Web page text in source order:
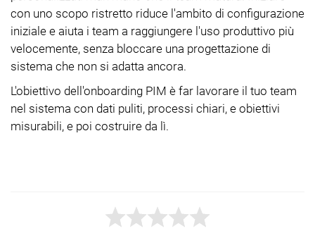
con uno scopo ristretto riduce l'ambito di configurazione
iniziale e aiuta i team a raggiungere l'uso produttivo più
velocemente, senza bloccare una progettazione di
sistema che non si adatta ancora.
L'obiettivo dell'onboarding PIM è far lavorare il tuo team
nel sistema con dati puliti, processi chiari, e obiettivi
misurabili, e poi costruire da lì.